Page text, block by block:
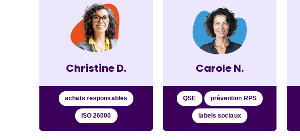
Christine D.
achats responsables
ISO 26000
Carole N.
QSE prévention RPS
labels sociaux